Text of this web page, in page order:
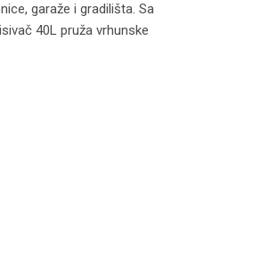
garaže i gradilišta. Sa
40L pruža vrhunske